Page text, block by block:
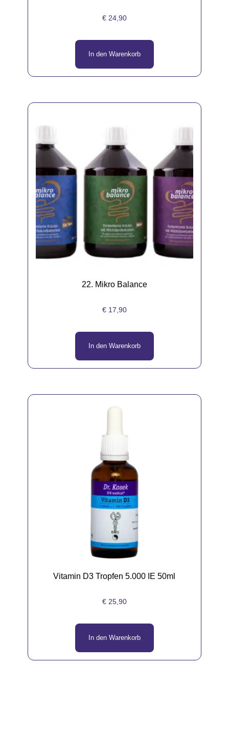
€24,90
In den Warenkorb
22. Mikro Balance
€17,90
In den Warenkorb
Vitamin D3 Tropfen 5.000 IE 50ml
€25,90
In den Warenkorb